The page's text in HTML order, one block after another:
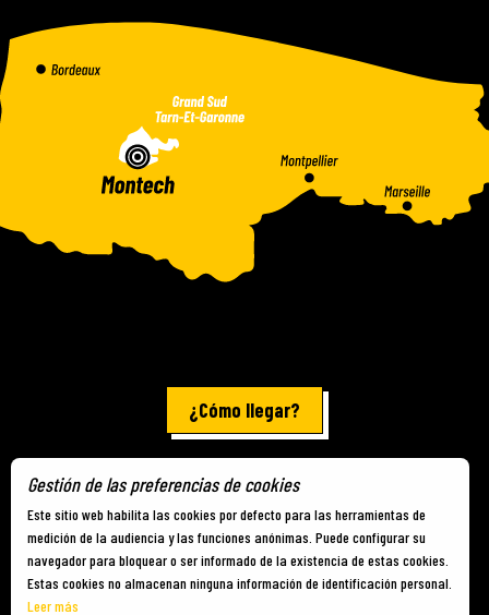
¿Cómo llegar?
Información jurídica - Mapa del sitio
Gestión de las preferencias de cookies
Este sitio web habilita las cookies por defecto para las herramientas de
medición de la audiencia y las funciones anónimas. Puede configurar su
navegador para bloquear o ser informado de la existencia de estas cookies.
Estas cookies no almacenan ninguna información de identificación personal.
Leer más